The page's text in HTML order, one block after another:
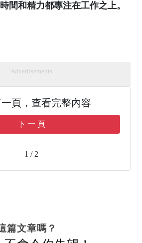
間和精力都專注在工作之上。
Advertisements
頁，查看完整內容
下 一 頁
1 / 2
篇文章嗎？